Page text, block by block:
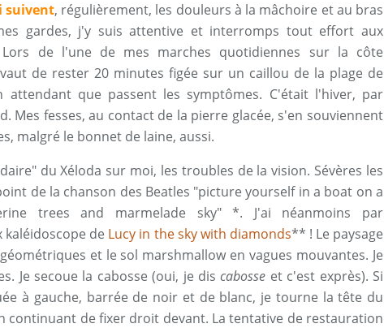
suivent, régulièrement, les douleurs à la mâchoire et au bras
gardes, j'y suis attentive et interromps tout effort aux
Lors de l'une de mes marches quotidiennes sur la côte
de rester 20 minutes figée sur un caillou de la plage de
attendant que passent les symptômes. C'était l'hiver, par
Mes fesses, au contact de la pierre glacée, s'en souviennent
malgré le bonnet de laine, aussi.
du Xéloda sur moi, les troubles de la vision. Sévères les
de la chanson des Beatles "picture yourself in a boat on a
trees and marmelade sky" *. J'ai néanmoins par
kaléidoscope de Lucy in the sky with diamonds** ! Le paysage
et le sol marshmallow en vagues mouvantes. Je
Je secoue la cabosse (oui, je discabosse et c'est exprès). Si
à gauche, barrée de noir et de blanc, je tourne la tête du
continuant de fixer droit devant. La tentative de restauration